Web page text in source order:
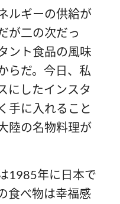
ルギーの供給が
が二の次だっ
ント食品の風味
らだ。今日、私
にしたインスタ
手に入れること
陸の名物料理が
1985年に日本で
食べ物は幸福感